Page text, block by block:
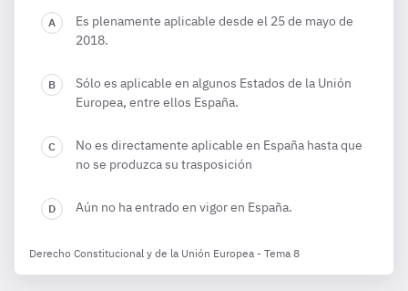
Es plenamente aplicable desde el 25 de mayo de
2018.
Sólo es aplicable en algunos Estados de la Unión
Europea, entre ellos España.
No es directamente aplicable en España hasta que
no se produzca su trasposición
Aún no ha entrado en vigor en España.
Derecho Constitucional y de la Unión Europea - Tema 8